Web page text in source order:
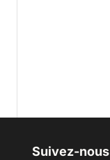
Suivez-nous